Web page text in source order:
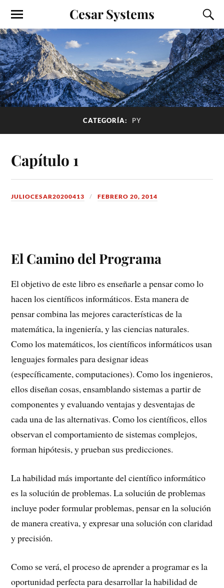
Cesar Systems
CATEGORÍA: PY
Capítulo 1
JULIOCESAR20200413 FEBRERO 20, 2014
El Camino del Programa
El objetivo de este libro es enseñarle a pensar como lo
hacen los científicos informáticos. Esta manera de
pensar combina las mejores características de la
matemática, la ingeniería, y las ciencias naturales.
Como los matemáticos, los científicos informáticos usan
lenguajes formales para designar ideas
(específicamente, computaciones). Como los ingenieros,
ellos diseñan cosas, ensamblando sistemas a partir de
componentes y evaluando ventajas y desventajas de
cada una de las alternativas. Como los científicos, ellos
observan el comportamiento de sistemas complejos,
forman hipótesis, y prueban sus predicciones.
La habilidad más importante del científico informático
es la soluciún de problemas. La soluciún de problemas
incluye poder formular problemas, pensar en la solución
de manera creativa, y expresar una solución con claridad
y precisión.
Como se verá, el proceso de aprender a programar es la
oportunidad perfecta para desarrollar la habilidad de